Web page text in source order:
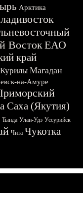
Арктика
ВостокЕАО
край
Курилы Магадан
на-Амуре
Саха (Якутия)
Тында Улан-Удэ Уссурийск
Чита Чукотка